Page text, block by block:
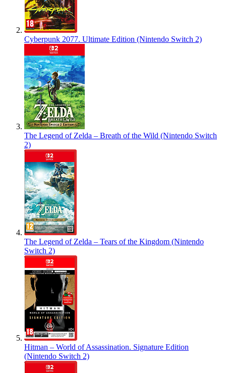
Cyberpunk 2077. Ultimate Edition (Nintendo Switch 2)
The Legend of Zelda – Breath of the Wild (Nintendo Switch
2)
The Legend of Zelda – Tears of the Kingdom (Nintendo
Switch 2)
Hitman – World of Assassination. Signature Edition
(Nintendo Switch 2)